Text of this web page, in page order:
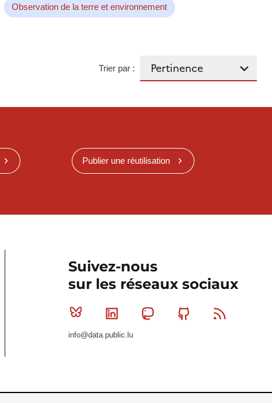
Observation de la terre et environnement
Trier par :
Publier une réutilisation
Suivez-nous
sur les réseaux sociaux
Bluesky Linkedin MastodonGithub
info@data.public.lu